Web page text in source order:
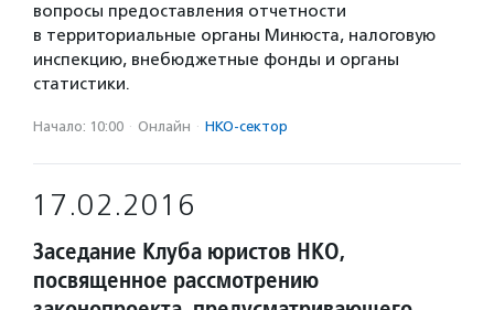
вопросы предоставления отчетности
в территориальные органы Минюста, налоговую
инспекцию, внебюджетные фонды и органы
статистики.
Начало: 10:00 · Онлайн · НКО-сектор
17.02.2016
Заседание Клуба юристов НКО,
посвященное рассмотрению